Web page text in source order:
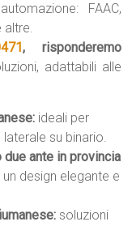
FAAC,
altre.
, risponderemo
adattabili alle
ideali per
su binario.
ante in provincia
design elegante e
soluzioni